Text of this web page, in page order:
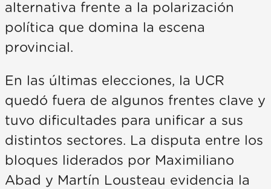
alternativa frente a la polarización
política que domina la escena
provincial.
En las últimas elecciones, la UCR
quedó fuera de algunos frentes clave y
tuvo dificultades para unificar a sus
distintos sectores. La disputa entre los
bloques liderados por Maximiliano
Abad y Martín Lousteau evidencia la